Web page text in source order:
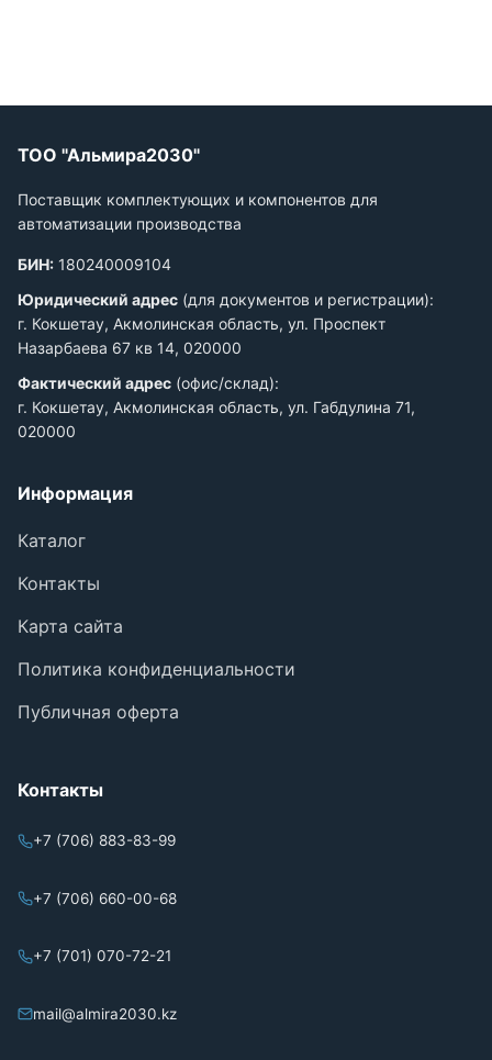
ТОО "Альмира2030"
Поставщик комплектующих и компонентов для
автоматизации производства
БИН: 180240009104
Юридический адрес (для документов и регистрации):
г. Кокшетау, Акмолинская область, ул. Проспект
Назарбаева 67 кв 14, 020000
Фактический адрес (офис/склад):
г. Кокшетау, Акмолинская область, ул. Габдулина 71,
020000
Информация
Каталог
Контакты
Карта сайта
Политика конфиденциальности
Публичная оферта
Контакты
+7 (706) 883-83-99
+7 (706) 660-00-68
+7 (701) 070-72-21
mail@almira2030.kz